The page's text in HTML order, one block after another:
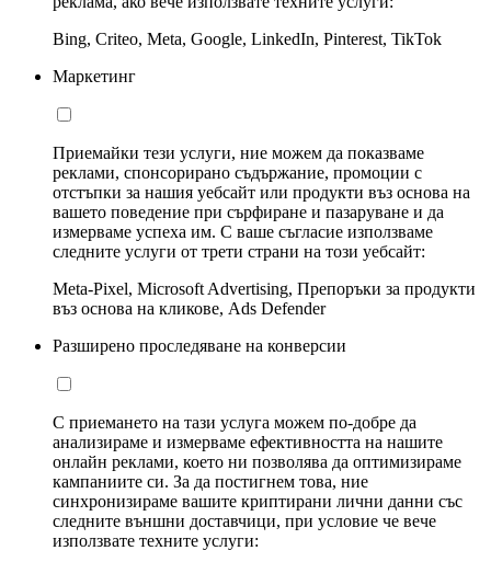
Bing, Criteo, Meta, Google, LinkedIn, Pinterest, TikTok
Маркетинг
Приемайки тези услуги, ние можем да показваме
реклами, спонсорирано съдържание, промоции с
отстъпки за нашия уебсайт или продукти въз основа на
вашето поведение при сърфиране и пазаруване и да
измерваме успеха им. С ваше съгласие използваме
следните услуги от трети страни на този уебсайт:
Meta-Pixel, Microsoft Advertising, Препоръки за продукти
въз основа на кликове, Ads Defender
Разширено проследяване на конверсии
С приемането на тази услуга можем по-добре да
анализираме и измерваме ефективността на нашите
онлайн реклами, което ни позволява да оптимизираме
кампаниите си. За да постигнем това, ние
синхронизираме вашите криптирани лични данни със
следните външни доставчици, при условие че вече
използвате техните услуги: